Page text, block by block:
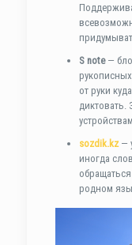
S note—
от руки
диктовать.
sozdik.kz —
иногда
родном